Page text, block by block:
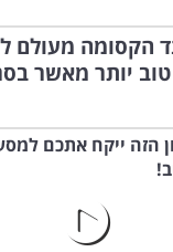
הקסומה מעולם
יותר מאשר